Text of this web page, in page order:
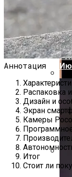
Аннотация
Распаковка
Дизайн и
Экран
Камеры
Итог
Стоит ли